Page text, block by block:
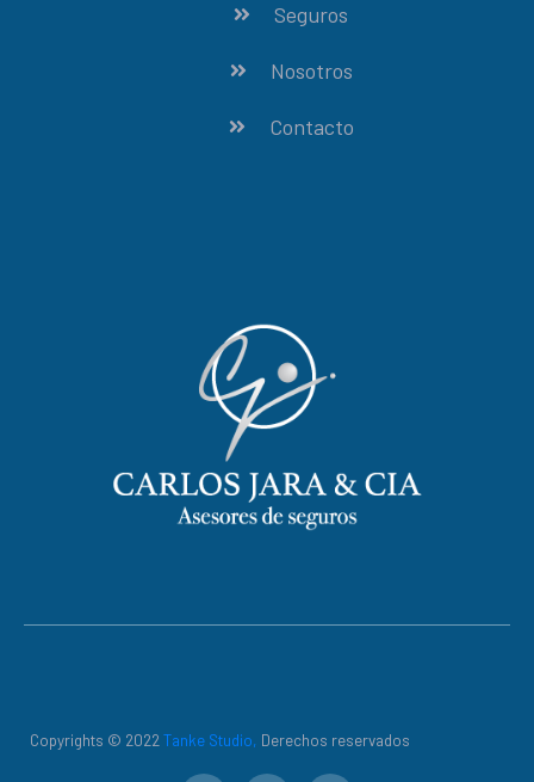
Seguros
Nosotros
Contacto
Copyrights © 2022 Tanke Studio, Derechos reservados